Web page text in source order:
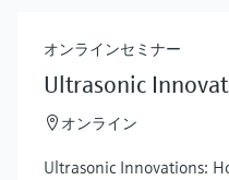
オンラインセミナー
Ultrasonic
オンライン
Ultrasonic Innovations: